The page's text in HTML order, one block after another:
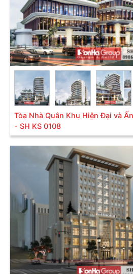
Tòa Nhà Quân Khu Hiện Đại và
- SH KS 0108